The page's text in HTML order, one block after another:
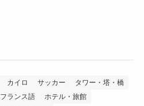
カイロ サッカー
タワー・塔・橋
フランス語
ホテル・旅館